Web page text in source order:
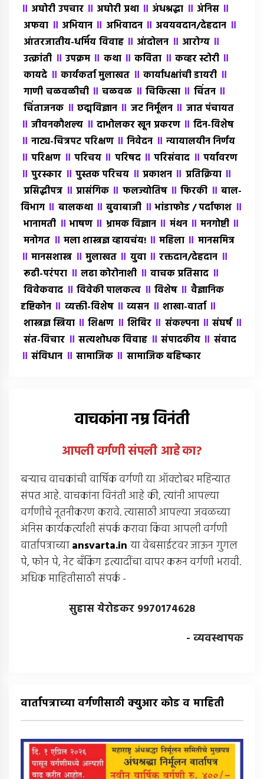
॥ अघोरी उपचार ॥ अघोरी प्रथा ॥ अंधश्रद्धा ॥ अंंनिस ॥
अफवा ॥ अभियान ॥ अभिवादन ॥ अवयवदान/देहदान ॥
आंतरजातीय-धर्मिय विवाह ॥ आंदोलन ॥ आरोग्य ॥
उत्क्रांती ॥ उपक्रम ॥ कथा ॥कविता ॥ कव्हर स्टोरी ॥
कायदे ॥ कार्यकर्ता मुलाखत ॥ कार्याधक्षांची डायरी ॥
गाणी चळवळीची ॥चळवळ ॥ चिकित्सा ॥ चिंतन ॥
चिंताजनक ॥ छद्मविज्ञान ॥ जट निर्मूलन ॥ जात पंचायत
॥जीवनकौशल्य ॥ दाभोलकर खून प्रकरण ॥दिन-विशेष
॥नाट्य-चित्रपट परिक्षण ॥निवेदन ॥ न्यायालयीन निर्णय
॥परिक्षण ॥ परिचय ॥ परिषद ॥परिसंवाद ॥ पर्यावरण
॥पुरस्कार ॥ पुस्तक परिचय ॥ प्रकाशन ॥ प्रतिक्रिया ॥
प्रसिद्धीपत्र ॥ प्रासंगिक ॥ फलज्योतिष ॥फिरकी ॥ बाल-
विभाग ॥ बालकथा ॥बुवाबाजी ॥भांडाफोड / पर्दाफाश ॥
भानामती ॥भाषण ॥ भ्रामक विज्ञान ॥ मंथन ॥मनगोष्टी ॥
मनोगत ॥ मला शास्त्रज्ञ व्हायचंय! ॥महिला ॥ मानसमित्र
॥मानसशास्त्र ॥ मुलाखत ॥ युवा ॥रक्तदान/देहदान ॥
रूढी-परंपरा ॥ लढा कोरोनाशी ॥ वाचक प्रतिसाद ॥
विवेकवाद ॥ विवेकी पालकत्व ॥ विशेष ॥ वैज्ञानिक
दृष्टिकोन ॥ व्यक्ती-विशेष ॥व्यसन ॥ शाखा-वार्ता ॥
शास्त्रज्ञ स्त्रिया ॥शिक्षण ॥ शिबिर ॥ संकल्पना ॥संघर्ष ॥
संत-विचार ॥ सत्यशोधक विवाह ॥ संपादकीय ॥ संवाद
॥संविधान ॥ सामाजिक ॥ सामाजिक बहिष्कार
वाचकांना नम्र विनंती
आपली वर्गणी संपली आहेका?
बर्‍याच वाचकांची वार्षिक वर्गणी या ऑक्टोबर महिन्यात
संपत आहे. वाचकांना विनंती आहे की, त्यांनी आपल्या
वर्गणीचे नूतनीकरण करावे. त्यासाठी आपल्या जवळच्या
अंनिस कार्यकर्त्यांशी संपर्क करावा किंवा आपली वर्गणी
वार्तापत्राच्याansvarta.in या वेबसाईटवर जाऊन गुगल
पे, फोन पे, नेट बँकिंग इत्यादींचा वापर करून वर्गणी भरावी.
अधिक माहितीसाठी संपर्क -
सुहास येरोडकर 9970174628
- व्यवस्थापक
वार्तापत्राच्या वर्गणीसाठी क्युआर कोड व माहिती